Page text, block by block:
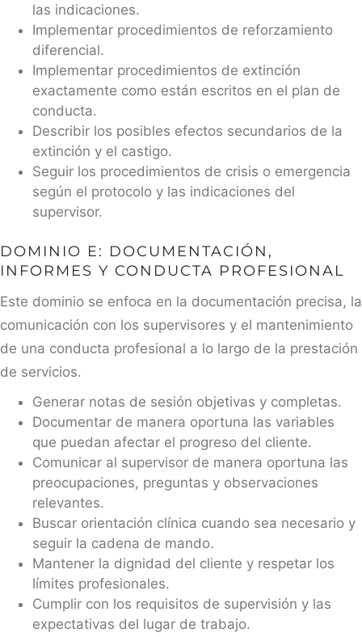
las indicaciones.
Implementar procedimientos de reforzamiento
diferencial.
Implementar procedimientos de extinción
exactamente como están escritos en el plan de
conducta.
Describir los posibles efectos secundarios de la
extinción y el castigo.
Seguir los procedimientos de crisis o emergencia
según el protocolo y las indicaciones del
supervisor.
DOMINIO E: DOCUMENTACIÓN,
INFORMES Y CONDUCTA PROFESIONAL
Este dominio se enfoca en la documentación precisa, la
comunicación con los supervisores y el mantenimiento
de una conducta profesional a lo largo de la prestación
de servicios.
Generar notas de sesión objetivas y completas.
Documentar de manera oportuna las variables
que puedan afectar el progreso del cliente.
Comunicar al supervisor de manera oportuna las
preocupaciones, preguntas y observaciones
relevantes.
Buscar orientación clínica cuando sea necesario y
seguir la cadena de mando.
Mantener la dignidad del cliente y respetar los
límites profesionales.
Cumplir con los requisitos de supervisión y las
expectativas del lugar de trabajo.